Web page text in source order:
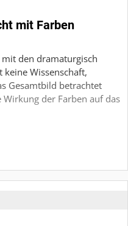
mit Farben
den dramaturgisch
Wissenschaft,
Gesamtbild betrachtet
der Farben auf das